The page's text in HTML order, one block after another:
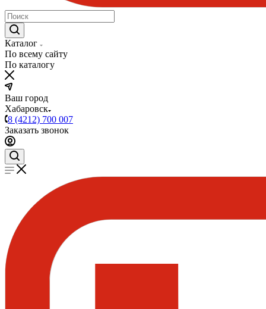
Каталог
По всему сайту
По каталогу
Ваш город
Хабаровск
8 (4212) 700 007
Заказать звонок